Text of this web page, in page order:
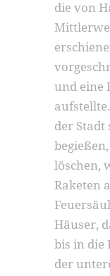
die von
und eine
der Stadt
löschen,
Raketen
Häuser,
bis in die
der